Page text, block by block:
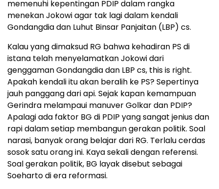
memenuhi kepentingan PDIP dalam rangka
menekan Jokowi agar tak lagi dalam kendali
Gondangdia dan Luhut Binsar Panjaitan (LBP) cs.
Kalau yang dimaksud RG bahwa kehadiran PS di
istana telah menyelamatkan Jokowi dari
genggaman Gondangdia dan LBP cs, this is right.
Apakah kendali itu akan beralih ke PS? Sepertinya
jauh panggang dari api. Sejak kapan kemampuan
Gerindra melampaui manuver Golkar dan PDIP?
Apalagi ada faktor BG di PDIP yang sangat jenius dan
rapi dalam setiap membangun gerakan politik. Soal
narasi, banyak orang belajar dari RG. Terlalu cerdas
sosok satu orang ini. Kaya sekali dengan referensi.
Soal gerakan politik, BG layak disebut sebagai
Soeharto di era reformasi.